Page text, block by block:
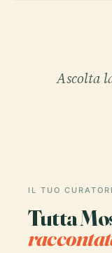
Ascolta
IL TUO
Tutta